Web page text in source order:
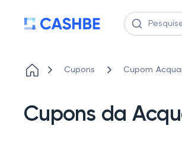
Cupons Cupom
Cupons da